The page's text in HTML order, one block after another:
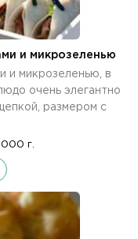
и микрозеленью
и микрозеленью, в
очень элегантно
размером с
г.